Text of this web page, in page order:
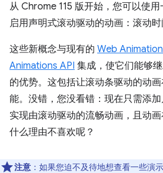
从 Chrome 115 版开始，您可以使
启用声明式滚动驱动的动画：滚动时
这些新概念与现有的 Web
Animations API 集成，使它们能够
的优势。这包括让滚动条驱动的动
能。没错，您没看错：现在只需添
实现由滚动驱动的流畅动画，且动
什么理由不喜欢呢？
注意 ：如果您迫不及待地想查看一些演